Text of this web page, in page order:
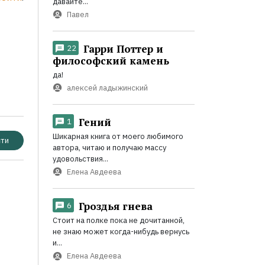
Павел
22
Гарри Поттер и
философский камень
да!
алексей ладыжинский
1 Гений
Шикарная книга от моего любимого
автора, читаю и получаю массу
удовольствия...
Елена Авдеева
6 Гроздья гнева
Стоит на полке пока не дочитанной,
не знаю может когда-нибудь вернусь
и...
Елена Авдеева